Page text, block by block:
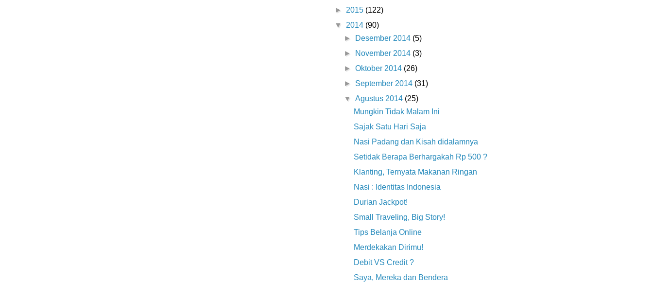
► 2015 (122)
▼ 2014 (90)
►
Desember 2014 (5)
►
November 2014 (3)
►Oktober 2014 (26)
► September 2014 (31)
▼Agustus 2014 (25)
Mungkin Tidak Malam Ini
Sajak Satu Hari Saja
Nasi Padang dan Kisah didalamnya
Setidak Berapa Berhargakah Rp 500 ?
Klanting, Ternyata Makanan Ringan
Nasi : Identitas Indonesia
Durian Jackpot!
Small Traveling, Big Story!
Tips Belanja Online
Merdekakan Dirimu!
Debit VS Credit ?
Saya, Mereka dan Bendera